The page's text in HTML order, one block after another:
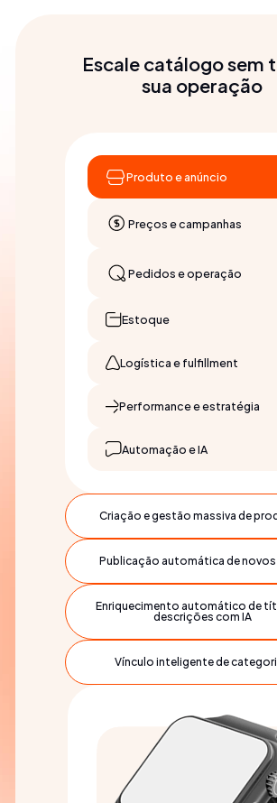
Escale catálogo sem
sua operação
Produto e anúncio
Preços e campanhas
Pedidos e operação
Estoque
Logística e fulfillment
Performance e estratégia
Automação e IA
Criação e gestão massiva de
Publicação automática de novos
Enriquecimento automático de
descrições com IA
Vínculo inteligente de